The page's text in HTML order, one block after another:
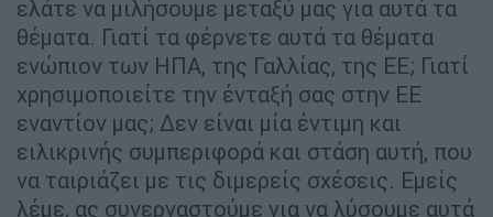
ελάτε να μιλήσουμε μεταξύ μας για αυτά τα
θέματα. Γιατί τα φέρνετε αυτά τα θέματα
ενώπιον των ΗΠΑ, της Γαλλίας, της ΕΕ; Γιατί
χρησιμοποιείτε την ένταξή σας στην ΕΕ
εναντίον μας; Δεν είναι μία έντιμη και
ειλικρινής συμπεριφορά και στάση αυτή, που
να ταιριάζει με τις διμερείς σχέσεις. Εμείς
λέμε, ας συνεργαστούμε για να λύσουμε αυτά